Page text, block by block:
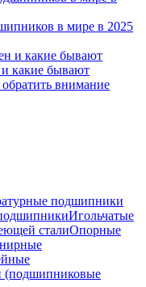
в мире в 2025
какие бывают
внимание
подшипники
Игольчатые
сталиОпорные
(подшипниковые